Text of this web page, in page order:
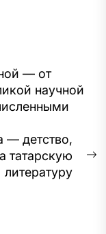
— от
научной
— детство,
татарскую
литературу